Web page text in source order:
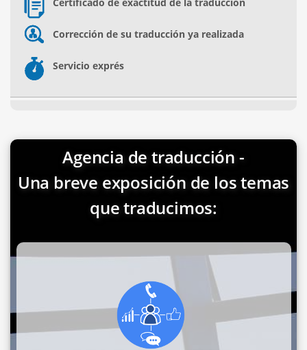
Corrección de su traducción ya realizada
Servicio exprés
Agencia de traducción -
Una breve exposición de los temas
que traducimos: